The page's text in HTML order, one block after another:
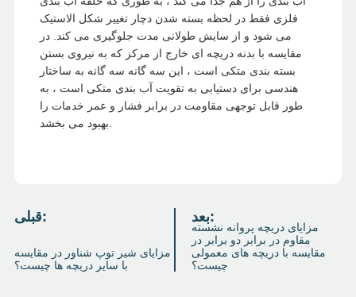
فلزی فقط در لحظه بسته شدن دچار تغییر شکل الاستیک
می شود و از سایش طولانی مدت جلوگیری می کند. در
مقایسه با بدنه دریچه ای خارج از مرکز که به نیروی بستن
بسته بندی متکی است ، این سه گانه سه گانه به ساختار
هندسی برای دستیابی به تقویت آب بندی متکی است ، به
طور قابل توجهی مقاومت در برابر فشار و عمر خدمات را
قبلی:
مزایای شیر توپ شناور در مقایسه
با سایر دریچه ها چیست؟
بعد:
مزایای دریچه پروانه نشسته
مقاوم در برابر دو برابر در
مقایسه با دریچه های معمولی
چیست؟